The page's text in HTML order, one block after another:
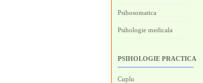
Psihosomatica
Psihologie medicala
PSIHOLOGIE PRACTICA
Cuplu